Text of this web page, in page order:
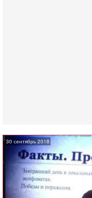
30 сентябрь 2018